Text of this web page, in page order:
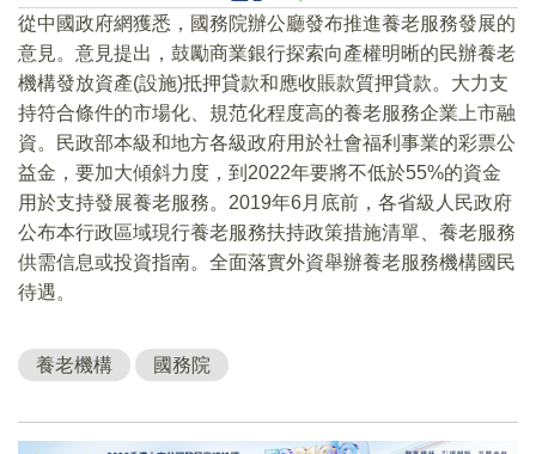
從中國政府網獲悉，國務院辦公廳發布推進養老服務發展的
意見。意見提出，鼓勵商業銀行探索向產權明晰的民辦養老
機構發放資產(設施)抵押貸款和應收賬款質押貸款。大力支
持符合條件的市場化、規范化程度高的養老服務企業上市融
資。民政部本級和地方各級政府用於社會福利事業的彩票公
益金，要加大傾斜力度，到2022年要將不低於55%的資金
用於支持發展養老服務。2019年6月底前，各省級人民政府
公布本行政區域現行養老服務扶持政策措施清單、養老服務
供需信息或投資指南。全面落實外資舉辦養老服務機構國民
待遇。
養老機構 國務院